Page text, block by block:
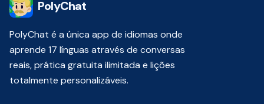
PolyChat
PolyChat é a única app de idiomas onde
aprende 17 línguas através de conversas
reais, prática gratuita ilimitada e lições
totalmente personalizáveis.